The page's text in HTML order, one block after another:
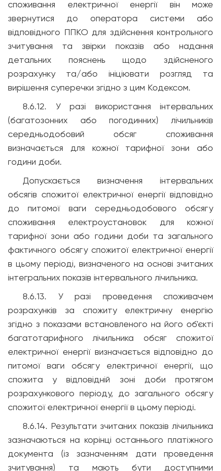
споживання електричної енергії він може
звернутися до оператора системи або
відповідного ППКО для здійснення контрольного
зчитування та звірки показів або надання
детальних пояснень щодо здійсненого
розрахунку та/або ініціювати розгляд та
вирішення суперечки згідно з цим Кодексом.
8.6.12. У разі використання інтервальних
(багатозонних або погодинних) лічильників
середньодобовий обсяг споживання
визначається для кожної тарифної зони або
години доби.
Допускається визначення інтервальних
обсягів спожитої електричної енергії відповідно
до питомої ваги середньодобового обсягу
споживання електроустановок для кожної
тарифної зони або години доби та загального
фактичного обсягу спожитої електричної енергії
в цьому періоді, визначеного на основі зчитаних
інтегральних показів інтервального лічильника.
8.6.13. У разі проведення споживачем
розрахунків за спожиту електричну енергію
згідно з показами встановленого на його об'єкті
багатотарифного лічильника обсяг спожитої
електричної енергії визначається відповідно до
питомої ваги обсягу електричної енергії, що
спожита у відповідній зоні доби протягом
розрахункового періоду, до загального обсягу
спожитої електричної енергії в цьому періоді.
8.6.14. Результати зчитаних показів лічильника
зазначаються на корінці останнього платіжного
документа (із зазначенням дати проведення
зчитування) та мають бути доступними